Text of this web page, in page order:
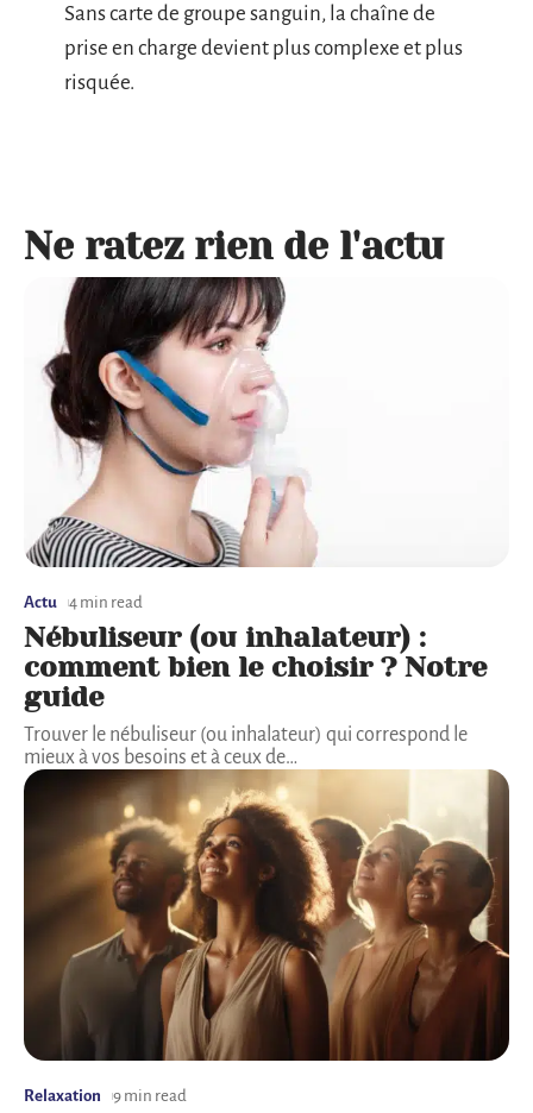
Sans carte de groupe sanguin, la chaîne de
prise en charge devient plus complexe et plus
risquée.
Ne ratez rien de l'actu
Actu 4 min read
Nébuliseur (ou inhalateur) :
comment bien le choisir ? Notre
guide
Trouver le nébuliseur (ou inhalateur) qui correspond le
mieux à vos besoins et à ceux de…
Relaxation 9 min read